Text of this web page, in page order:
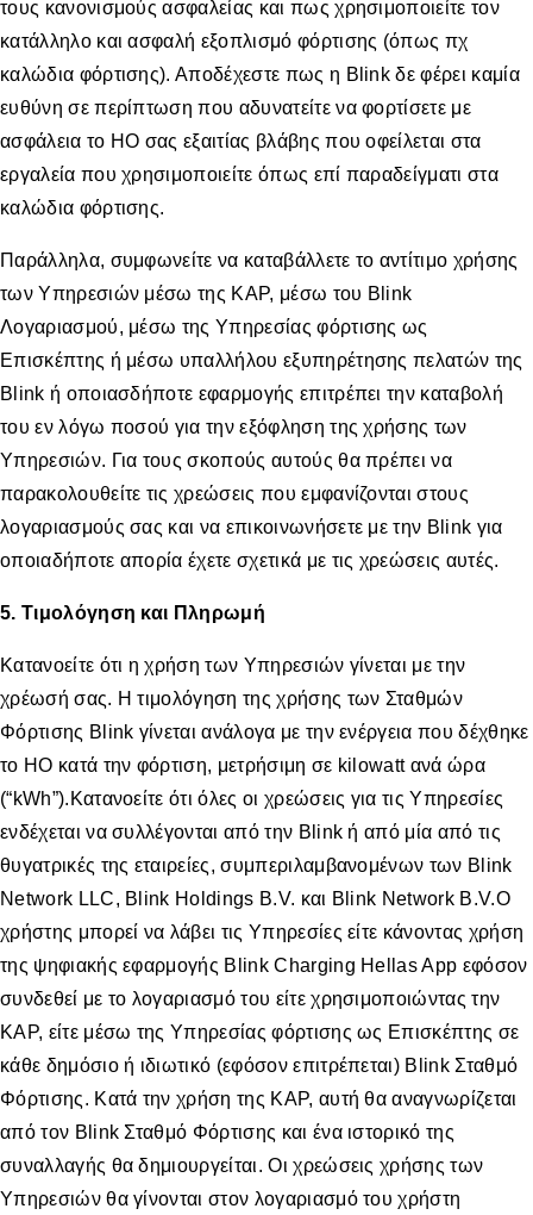
τους κανονισμούς ασφαλείας και πως χρησιμοποιείτε τον
κατάλληλο και ασφαλή εξοπλισμό φόρτισης (όπως πχ
καλώδια φόρτισης). Αποδέχεστε πως η Blink δε φέρει καμία
ευθύνη σε περίπτωση που αδυνατείτε να φορτίσετε με
ασφάλεια το ΗΟ σας εξαιτίας βλάβης που οφείλεται στα
εργαλεία που χρησιμοποιείτε όπως επί παραδείγματι στα
καλώδια φόρτισης.
Παράλληλα, συμφωνείτε να καταβάλλετε το αντίτιμο χρήσης
των Υπηρεσιών μέσω της ΚΑΡ, μέσω του Blink
Λογαριασμού, μέσω της Υπηρεσίας φόρτισης ως
Επισκέπτης ή μέσω υπαλλήλου εξυπηρέτησης πελατών της
Blink ή οποιασδήποτε εφαρμογής επιτρέπει την καταβολή
του εν λόγω ποσού για την εξόφληση της χρήσης των
Υπηρεσιών. Για τους σκοπούς αυτούς θα πρέπει να
παρακολουθείτε τις χρεώσεις που εμφανίζονται στους
λογαριασμούς σας και να επικοινωνήσετε με την Blink για
οποιαδήποτε απορία έχετε σχετικά με τις χρεώσεις αυτές.
5. Τιμολόγηση και Πληρωμή
Κατανοείτε ότι η χρήση των Υπηρεσιών γίνεται με την
χρέωσή σας. Η τιμολόγηση της χρήσης των Σταθμών
Φόρτισης Blink γίνεται ανάλογα με την ενέργεια που δέχθηκε
το ΗΟ κατά την φόρτιση, μετρήσιμη σε kilowatt ανά ώρα
(“kWh”).Κατανοείτε ότι όλες οι χρεώσεις για τις Υπηρεσίες
ενδέχεται να συλλέγονται από την Blink ή από μία από τις
θυγατρικές της εταιρείες, συμπεριλαμβανομένων των Blink
Network LLC, Blink Holdings B.V. και Blink Network B.V.Ο
χρήστης μπορεί να λάβει τις Υπηρεσίες είτε κάνοντας χρήση
της ψηφιακής εφαρμογής Blink Charging Hellas App εφόσον
συνδεθεί με το λογαριασμό του είτε χρησιμοποιώντας την
ΚΑΡ, είτε μέσω της Υπηρεσίας φόρτισης ως Επισκέπτης σε
κάθε δημόσιο ή ιδιωτικό (εφόσον επιτρέπεται) Blink Σταθμό
Φόρτισης. Κατά την χρήση της ΚΑΡ, αυτή θα αναγνωρίζεται
από τον Blink Σταθμό Φόρτισης και ένα ιστορικό της
συναλλαγής θα δημιουργείται. Οι χρεώσεις χρήσης των
Υπηρεσιών θα γίνονται στον λογαριασμό του χρήστη